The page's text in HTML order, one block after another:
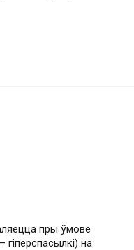
пры ўмове
гiперспасылкi) на